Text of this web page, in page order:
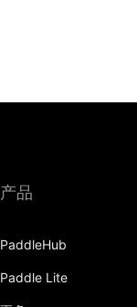
产品
PaddleHub
Paddle Lite